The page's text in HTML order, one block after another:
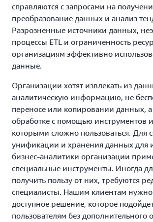
справляются с запросами на
преобразование данных и анализ
Разрозненные источники данных,
процессы ETL и ограниченность
организациям эффективно
данные.
Организации хотят извлекать из
аналитическую информацию, не
переносе или копировании данных,
обработке с помощью инструментов
которыми сложно пользоваться. Для
унификации и хранения данных для
бизнес-аналитики организации
специальные инструменты. Иногда
получить пользу от них, требуются
специалисты. Нашим клиентам нужно
доступное решение, которое
пользователям без дополнительного